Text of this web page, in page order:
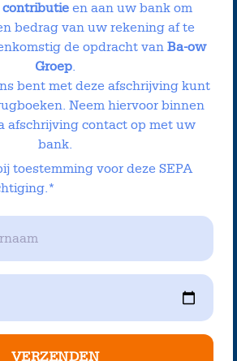
contributieen aan uw bank om
bedrag van uw rekening af te
de opdracht van Ba-ow
Groep.
bent met deze afschrijving kunt
Neem hiervoor binnen
afschrijving contact op met uw
bank.
toestemming voor deze SEPA